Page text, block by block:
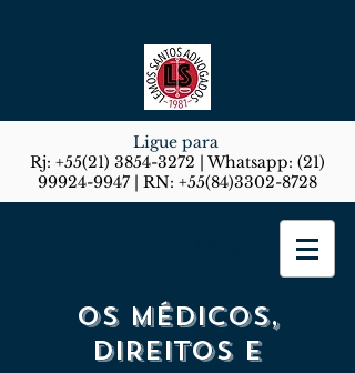
Ligue para
Rj: +55(21) 3854-3272 | Whatsapp: (21)
99924-9947 | RN: +55(84)3302-8728
OS MÉDICOS,
DIREITOS E